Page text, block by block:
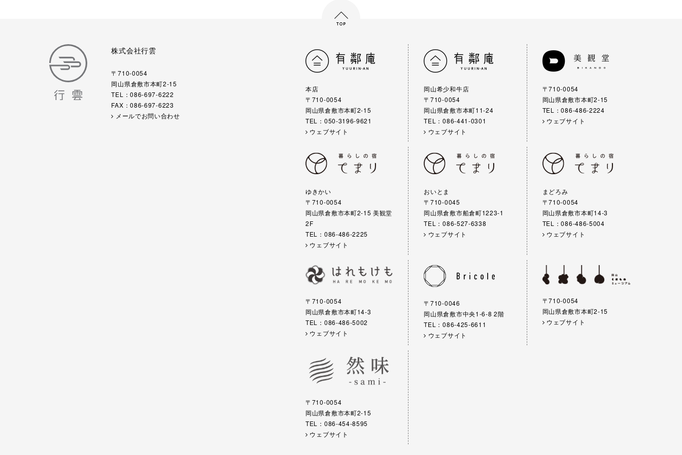
株式会社行雲
〒710-0054
岡山県倉敷市本町2-15
TEL：086-697-6222
FAX：086-697-6223
メールでお問い合わせ
本店
〒710-0054
岡山県倉敷市本町2-15
TEL：050-3196-9621
ウェブサイト
岡山希少和牛店
〒710-0054
岡山県倉敷市本町11-24
TEL：086-441-0301
ウェブサイト
〒710-0054
岡山県倉敷市本町2-15
TEL：086-486-2224
ウェブサイト
ゆきかい
〒710-0054
岡山県倉敷市本町2-15 美観堂
2F
TEL：086-486-2225
ウェブサイト
おいとま
〒710-0045
岡山県倉敷市船倉町1223-1
TEL：086-527-6338
ウェブサイト
まどろみ
〒710-0054
岡山県倉敷市本町14-3
TEL：086-486-5004
ウェブサイト
〒710-0054
岡山県倉敷市本町14-3
TEL：086-486-5002
ウェブサイト
〒710-0046
岡山県倉敷市中央1-6-8 2階
TEL：086-425-6611
ウェブサイト
〒710-0054
岡山県倉敷市本町2-15
ウェブサイト
〒710-0054
岡山県倉敷市本町2-15
TEL：086-454-8595
ウェブサイト